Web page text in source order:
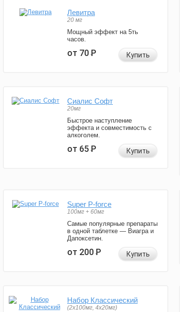
Левитра
20 мг
Мощный эффект на 5ть
часов.
от 70Р Купить
Сиалис Софт
20мг
Быстрое наступление
эффекта и совместимость с
алкоголем.
от 65Р Купить
Super P-force
100мг + 60мг
Самые популярные препараты
в одной таблетке — Виагра и
Дапоксетин.
от 200Р Купить
Набор Классический
(2x100мг, 4x20мг)